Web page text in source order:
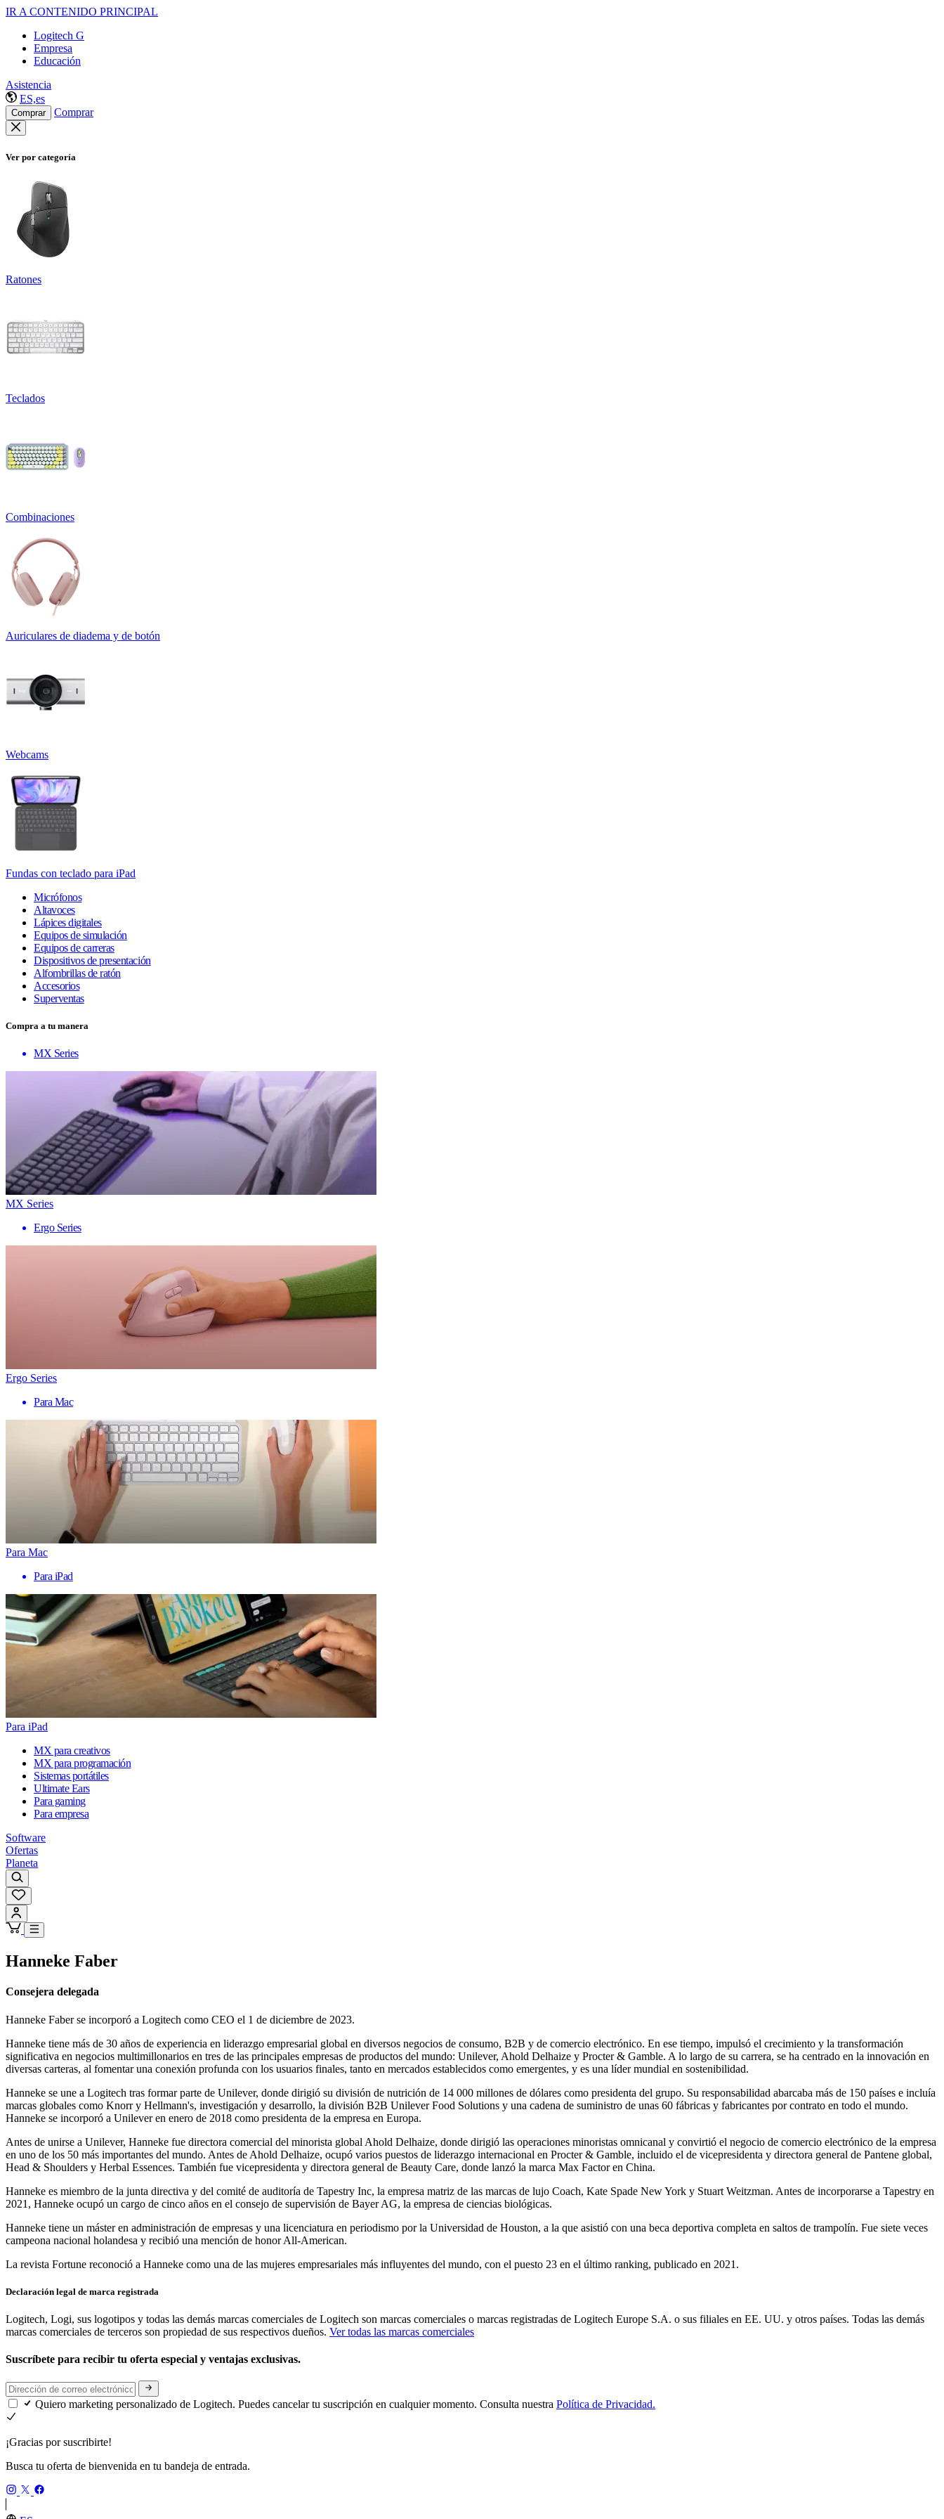
IR A CONTENIDO PRINCIPAL
Logitech G
Empresa
Educación
Asistencia
ES,es
Comprar Comprar
Ver por categoría
Ratones
Teclados
Combinaciones
Auriculares de diadema y de botón
Webcams
Fundas con teclado para iPad
Micrófonos
Altavoces
Lápices digitales
Equipos de simulación
Equipos de carreras
Dispositivos de presentación
Alfombrillas de ratón
Accesorios
Superventas
Compra a tu manera
MX Series
MX Series
Ergo Series
Ergo Series
Para Mac
Para Mac
Para iPad
Para iPad
MX para creativos
MX para programación
Sistemas portátiles
Ultimate Ears
Para gaming
Para empresa
Software
Ofertas
Planeta
Hanneke Faber
Consejera delegada
Hanneke Faber se incorporó a Logitech como CEO el 1 de diciembre de 2023.
Hanneke tiene más de 30 años de experiencia en liderazgo empresarial global en diversos negocios de consumo, B2B y de comercio electrónico. En ese tiempo, impulsó el crecimiento y la transformación
significativa en negocios multimillonarios en tres de las principales empresas de productos del mundo: Unilever, Ahold Delhaize y Procter & Gamble. A lo largo de su carrera, se ha centrado en la innovación en
diversas carteras, al fomentar una conexión profunda con los usuarios finales, tanto en mercados establecidos como emergentes, y es una líder mundial en sostenibilidad.
Hanneke se une a Logitech tras formar parte de Unilever, donde dirigió su división de nutrición de 14 000 millones de dólares como presidenta del grupo. Su responsabilidad abarcaba más de 150 países e incluía
marcas globales como Knorr y Hellmann's, investigación y desarrollo, la división B2B Unilever Food Solutions y una cadena de suministro de unas 60 fábricas y fabricantes por contrato en todo el mundo.
Hanneke se incorporó a Unilever en enero de 2018 como presidenta de la empresa en Europa.
Antes de unirse a Unilever, Hanneke fue directora comercial del minorista global Ahold Delhaize, donde dirigió las operaciones minoristas omnicanal y convirtió el negocio de comercio electrónico de la empresa
en uno de los 50 más importantes del mundo. Antes de Ahold Delhaize, ocupó varios puestos de liderazgo internacional en Procter & Gamble, incluido el de vicepresidenta y directora general de Pantene global,
Head & Shoulders y Herbal Essences. También fue vicepresidenta y directora general de Beauty Care, donde lanzó la marca Max Factor en China.
Hanneke es miembro de la junta directiva y del comité de auditoría de Tapestry Inc, la empresa matriz de las marcas de lujo Coach, Kate Spade New York y Stuart Weitzman. Antes de incorporarse a Tapestry en
2021, Hanneke ocupó un cargo de cinco años en el consejo de supervisión de Bayer AG, la empresa de ciencias biológicas.
Hanneke tiene un máster en administración de empresas y una licenciatura en periodismo por la Universidad de Houston, a la que asistió con una beca deportiva completa en saltos de trampolín. Fue siete veces
campeona nacional holandesa y recibió una mención de honor All-American.
La revista Fortune reconoció a Hanneke como una de las mujeres empresariales más influyentes del mundo, con el puesto 23 en el último ranking, publicado en 2021.
Declaración legal de marca registrada
Logitech, Logi, sus logotipos y todas las demás marcas comerciales de Logitech son marcas comerciales o marcas registradas de Logitech Europe S.A. o sus filiales en EE. UU. y otros países. Todas las demás
marcas comerciales de terceros son propiedad de sus respectivos dueños. Ver todas las marcas comerciales
Suscríbete para recibir tu oferta especial y ventajas exclusivas.
Quiero marketing personalizado de Logitech. Puedes cancelar tu suscripción en cualquier momento. Consulta nuestra Política de Privacidad.
¡Gracias por suscribirte!
Busca tu oferta de bienvenida en tu bandeja de entrada.